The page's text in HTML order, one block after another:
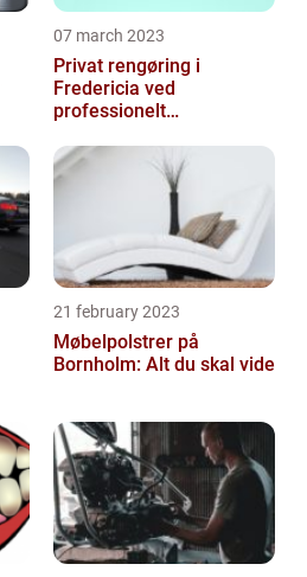
07 march 2023
Privat rengøring i
Fredericia ved
professionelt
21 february 2023
Møbelpolstrer på
Bornholm: Alt du skal vide